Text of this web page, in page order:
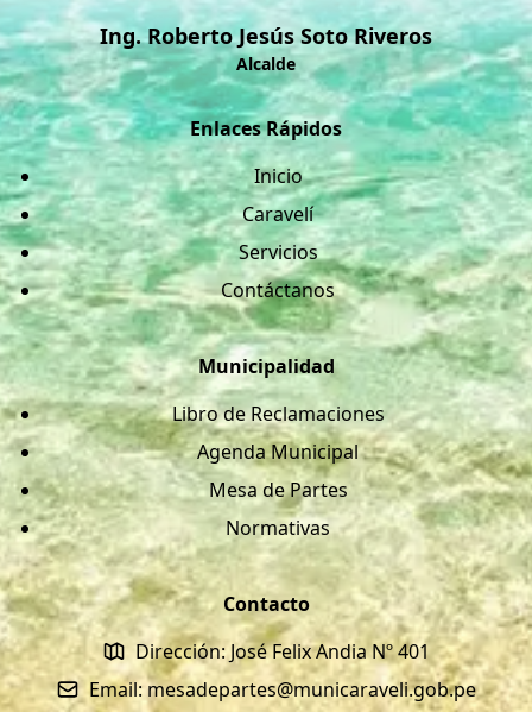
Ing. Roberto Jesús Soto Riveros
Alcalde
Enlaces Rápidos
Inicio
Caravelí
Servicios
Contáctanos
Municipalidad
Libro de Reclamaciones
Agenda Municipal
Mesa de Partes
Normativas
Contacto
Dirección: José Felix Andia Nº 401
Email: mesadepartes@municaraveli.gob.pe